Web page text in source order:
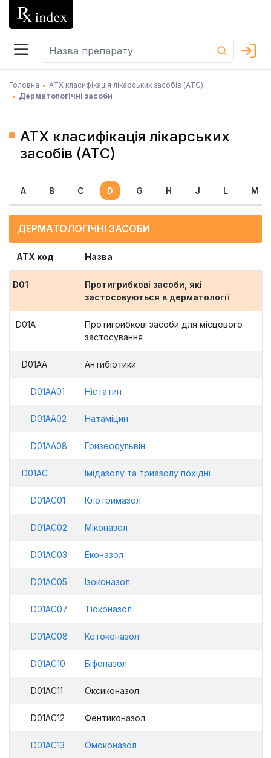
Головна
АТХ класифікація лікарських засобів (АТC)
Дерматологічні засоби
АТХ класифікація лікарських
засобів (АТC)
A B C D G H J L M
ДЕРМАТОЛОГІЧНІ ЗАСОБИ
ATX код Назва
D01
Протигрибкові засоби, які
застосовуються в дерматології
D01A
Протигрибкові засоби для місцевого
застосування
D01AA Антибіотики
D01AA01 Ністатин
D01AA02 Натаміцин
D01AA08 Гризеофульвін
D01AC Імідазолу та триазолу похідні
D01AC01 Клотримазол
D01AC02 Міконазол
D01AC03 Еконазол
D01AC05 Ізоконазол
D01AC07 Тіоконазол
D01AC08 Кетоконазол
D01AC10 Біфоназол
D01AC11 Оксиконазол
D01AC12 Фентиконазол
D01AC13 Омоконазол